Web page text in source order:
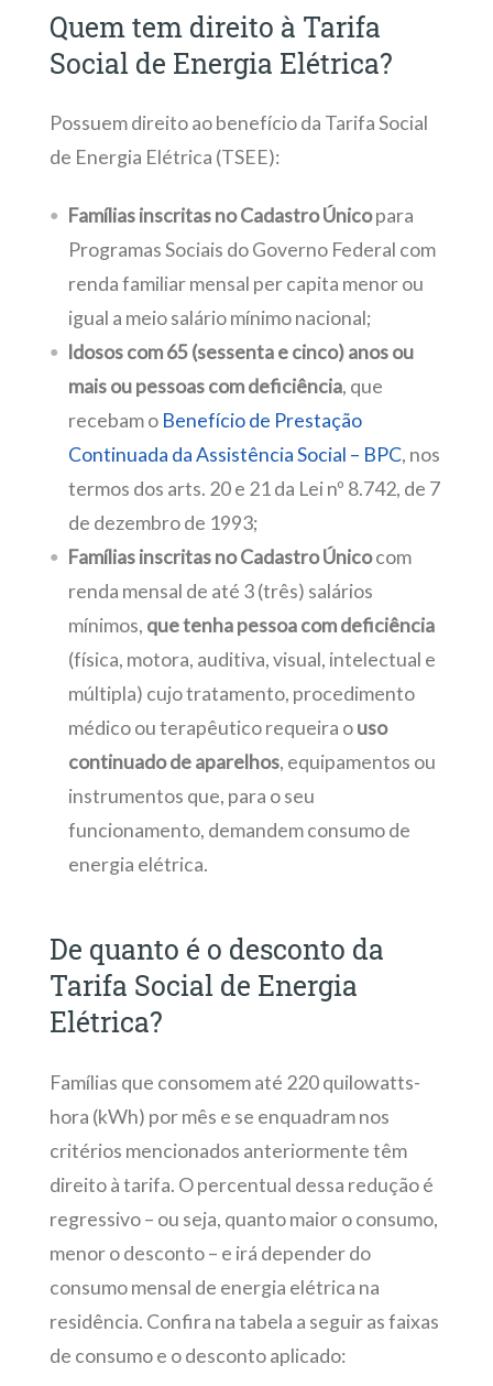
Quem tem direito à Tarifa
Social de Energia Elétrica?
Possuem direito ao benefício da Tarifa Social
de Energia Elétrica (TSEE):
Famílias inscritas no Cadastro Únicopara
Programas Sociais do Governo Federal com
renda familiar mensal per capita menor ou
igual a meio salário mínimo nacional;
Idosos com 65 (sessenta e cinco) anos ou
mais ou pessoas com deficiência, que
recebam o Benefício de Prestação
Continuada da Assistência Social – BPC, nos
termos dos arts. 20 e 21 da Lei nº 8.742, de 7
de dezembro de 1993;
Famílias inscritas no Cadastro Únicocom
renda mensal de até 3 (três) salários
mínimos, que tenha pessoa com deficiência
(física, motora, auditiva, visual, intelectual e
múltipla) cujo tratamento, procedimento
médico ou terapêutico requeira ouso
continuado de aparelhos, equipamentos ou
instrumentos que, para o seu
funcionamento, demandem consumo de
energia elétrica.
De quanto é o desconto da
Tarifa Social de Energia
Elétrica?
Famílias que consomem até 220 quilowatts-
hora (kWh) por mês e se enquadram nos
critérios mencionados anteriormente têm
direito à tarifa. O percentual dessa redução é
regressivo – ou seja, quanto maior o consumo,
menor o desconto – e irá depender do
consumo mensal de energia elétrica na
residência. Confira na tabela a seguir as faixas
de consumo e o desconto aplicado: